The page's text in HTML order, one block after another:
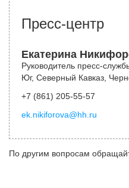
Пресс-центр
Екатерина
Руководитель пресс-
Юг, Северный Кавказ,
+7 (861) 205-55-57
ek.nikiforova@hh.ru
По другим вопросам